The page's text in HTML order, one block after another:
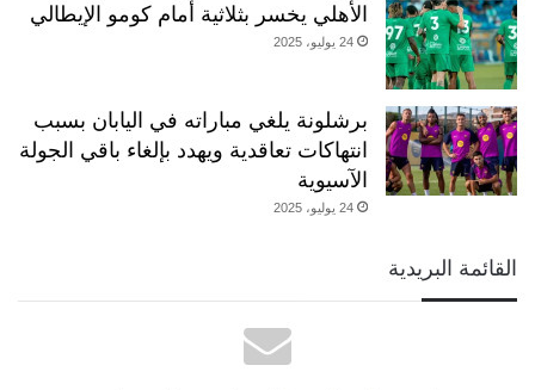
الأهلي يخسر بثلاثية أمام كومو الإيطالي
24 يوليو، 2025
برشلونة يلغي مباراته في اليابان بسبب
انتهاكات تعاقدية ويهدد بإلغاء باقي الجولة
الآسيوية
24 يوليو، 2025
القائمة البريدية